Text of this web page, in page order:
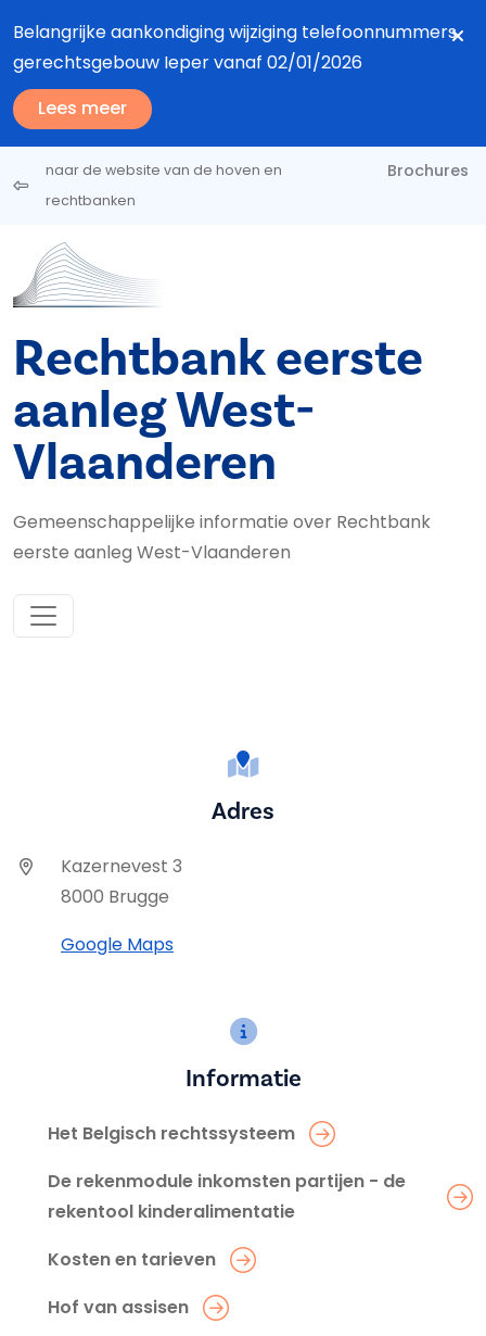
Belangrijke aankondiging wijziging telefoonnummers
gerechtsgebouw Ieper vanaf 02/01/2026
Lees meer
naar de website van de hoven en
rechtbanken
Brochures
Rechtbank eerste
aanleg West-
Vlaanderen
Gemeenschappelijke informatie over Rechtbank
eerste aanleg West-Vlaanderen
Adres
Kazernevest 3
8000 Brugge
Google Maps
Informatie
Het Belgisch rechtssysteem
De rekenmodule inkomsten partijen - de
rekentool kinderalimentatie
Kosten en tarieven
Hof van assisen